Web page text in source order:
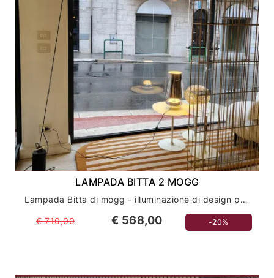
LAMPADA BITTA 2 MOGG
Lampada Bitta di mogg - illuminazione di design per interni moderni
€ 710,00 € 568,00 -20%